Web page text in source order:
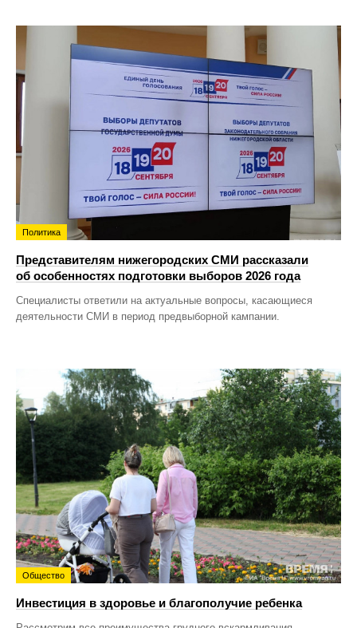
Политика
Представителям нижегородских СМИ рассказали
об особенностях подготовки выборов 2026 года
Специалисты ответили на актуальные вопросы, касающиеся
деятельности СМИ в период предвыборной кампании.
Общество
Инвестиция в здоровье и благополучие ребенка